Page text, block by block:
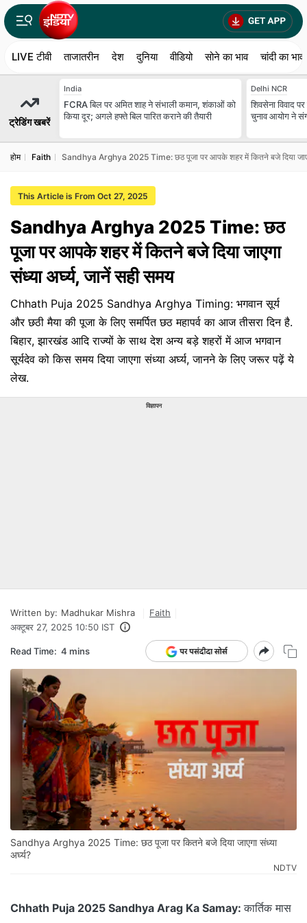
LIVE टीवी ताजातरीन देश दुनिया वीडियो सोने का भाव चांदी का भाव
ट्रेडिंग खबरें
India
FCRA बिल पर अमित शाह ने संभाली कमान, शंकाओं को
किया दूर; अगले हफ्ते बिल पारित कराने की तैयारी
Delhi NCR
शिवसेना विवाद
चुनाव आयोग ने
होम Faith Sandhya Arghya 2025 Time: छठ पूजा पर आपके शहर में कितने बजे दिया
This Article is From Oct 27, 2025
Sandhya Arghya 2025 Time: छठ
पूजा पर आपके शहर में कितने बजे दिया जाएगा
संध्या अर्घ्य, जानें सही समय
Chhath Puja 2025 Sandhya Arghya Timing: भगवान सूर्य
और छठी मैया की पूजा के लिए समर्पित छठ महापर्व का आज तीसरा दिन है.
बिहार, झारखंड आदि राज्यों के साथ देश अन्य बड़े शहरों में आज भगवान
सूर्यदेव को किस समय दिया जाएगा संध्या अर्घ्य, जानने के लिए जरूर पढ़ें ये
लेख.
विज्ञापन
Written by: Madhukar Mishra
Faith
अक्टूबर 27, 2025 10:50 IST
Read Time: 4 mins
Sandhya Arghya 2025 Time: छठ पूजा पर कितने बजे दिया जाएगा संध्या
अर्घ्य?
NDTV
Chhath Puja 2025 Sandhya Arag Ka Samay:कार्तिक मास